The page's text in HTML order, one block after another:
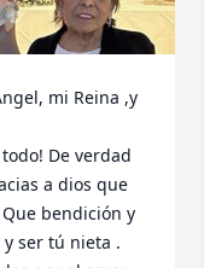
mi Reina ,y
a dios que
bendición y
ser tú nieta .